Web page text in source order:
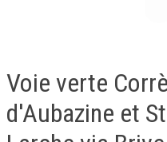
Voie verte
d'Aubazine et